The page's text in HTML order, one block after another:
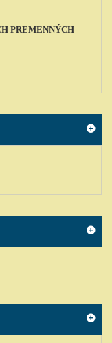
PREMENNÝCH